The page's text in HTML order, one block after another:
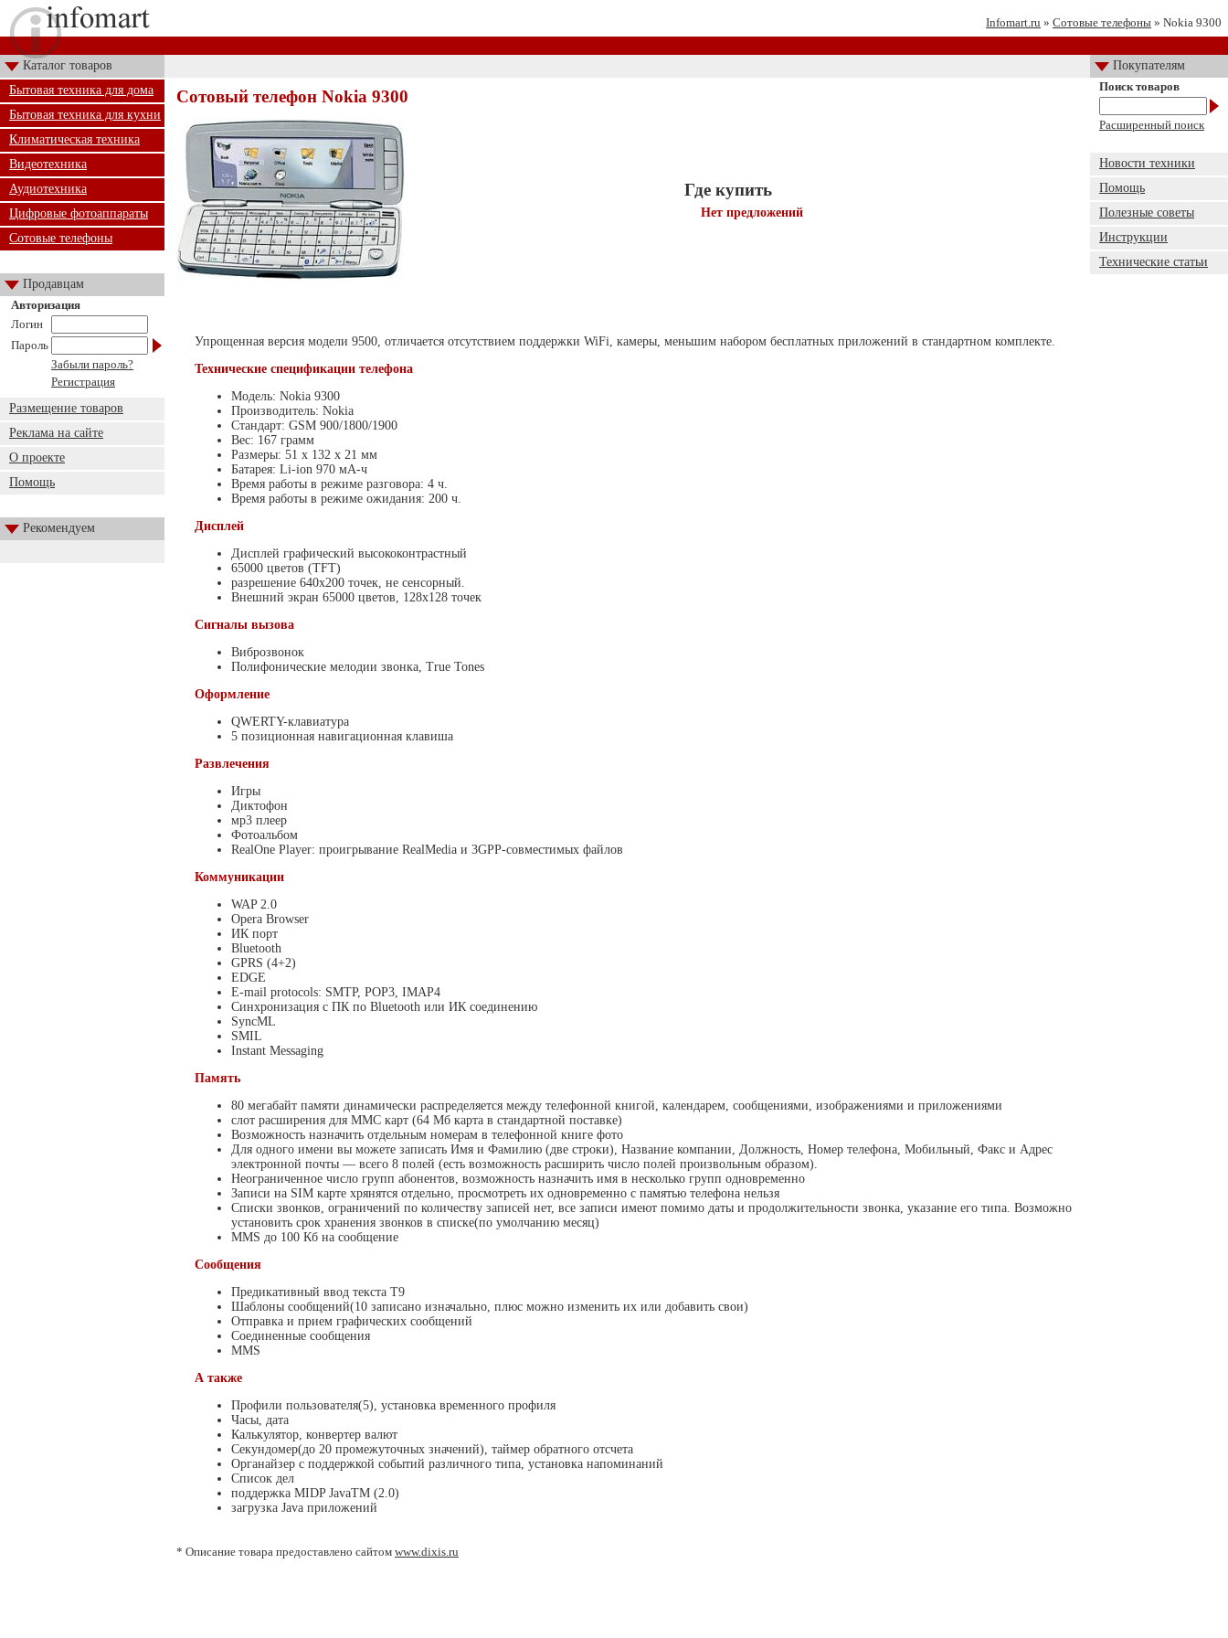
Infomart.ru » Сотовые телефоны » Nokia 9300
Каталог товаров
Покупателям
Бытовая техника для дома
Бытовая техника для кухни
Климатическая техника
Видеотехника
Аудиотехника
Цифровые фотоаппараты
Сотовые телефоны
Продавцам
Авторизация
Логин
Пароль
Забыли пароль?
Регистрация
Размещение товаров
Реклама на сайте
О проекте
Помощь
Рекомендуем
Сотовый телефон Nokia 9300
Где купить
Нет предложений
Упрощенная версия модели 9500, отличается отсутствием поддержки WiFi, камеры, меньшим набором бесплатных приложений в стандартном комплекте.
Технические спецификации телефона
Модель: Nokia 9300
Производитель: Nokia
Стандарт: GSM 900/1800/1900
Вес: 167 грамм
Размеры: 51 x 132 x 21 мм
Батарея: Li-ion 970 мА-ч
Время работы в режиме разговора: 4 ч.
Время работы в режиме ожидания: 200 ч.
Дисплей
Дисплей графический высококонтрастный
65000 цветов (TFT)
разрешение 640х200 точек, не сенсорный.
Внешний экран 65000 цветов, 128х128 точек
Сигналы вызова
Виброзвонок
Полифонические мелодии звонка, True Tones
Оформление
QWERTY-клавиатура
5 позиционная навигационная клавиша
Развлечения
Игры
Диктофон
мр3 плеер
Фотоальбом
RealOne Player: проигрывание RealMedia и 3GPP-совместимых файлов
Коммуникации
WAP 2.0
Opera Browser
ИК порт
Bluetooth
GPRS (4+2)
EDGE
E-mail protocols: SMTP, POP3, IMAP4
Синхронизация с ПК по Bluetooth или ИК соединению
SyncML
SMIL
Instant Messaging
Память
80 мегабайт памяти динамически распределяется между телефонной книгой, календарем, сообщениями, изображениями и приложениями
слот расширения для ММС карт (64 Мб карта в стандартной поставке)
Возможность назначить отдельным номерам в телефонной книге фото
Для одного имени вы можете записать Имя и Фамилию (две строки), Название компании, Должность, Номер телефона, Мобильный, Факс и Адрес
электронной почты — всего 8 полей (есть возможность расширить число полей произвольным образом).
Неограниченное число групп абонентов, возможность назначить имя в несколько групп одновременно
Записи на SIM карте хрянятся отдельно, просмотреть их одновременно с памятью телефона нельзя
Списки звонков, ограничений по количеству записей нет, все записи имеют помимо даты и продолжительности звонка, указание его типа. Возможно
установить срок хранения звонков в списке(по умолчанию месяц)
MMS до 100 Кб на сообщение
Сообщения
Предикативный ввод текста Т9
Шаблоны сообщений(10 записано изначально, плюс можно изменить их или добавить свои)
Отправка и прием графических сообщений
Соединенные сообщения
MMS
А также
Профили пользователя(5), установка временного профиля
Часы, дата
Калькулятор, конвертер валют
Секундомер(до 20 промежуточных значений), таймер обратного отсчета
Органайзер с поддержкой событий различного типа, установка напоминаний
Список дел
поддержка MIDP JavaTM (2.0)
загрузка Java приложений
* Описание товара предоставлено сайтом www.dixis.ru
Поиск товаров
Расширенный поиск
Новости техники
Помощь
Полезные советы
Инструкции
Технические статьи